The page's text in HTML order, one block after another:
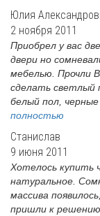
Юлия
2 ноября 2011
Приобрел у вас
двери но
мебелью. Прочли
сделать светлый
белый пол, черные
полностью
Станислав
9 июня 2011
Хотелось купить
натуральное.
массива
пришли к